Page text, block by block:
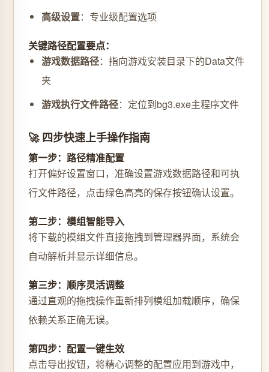
高级设置：专业级配置选项
关键路径配置要点：
游戏数据路径：指向游戏安装目录下的Data文件
夹
游戏执行文件路径：定位到bg3.exe主程序文件
🚀 四步快速上手操作指南
第一步：路径精准配置
打开偏好设置窗口，准确设置游戏数据路径和可执
行文件路径，点击绿色高亮的保存按钮确认设置。
第二步：模组智能导入
将下载的模组文件直接拖拽到管理器界面，系统会
自动解析并显示详细信息。
第三步：顺序灵活调整
通过直观的拖拽操作重新排列模组加载顺序，确保
依赖关系正确无误。
第四步：配置一键生效
点击导出按钮，将精心调整的配置应用到游戏中，